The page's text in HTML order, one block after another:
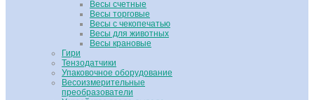
Весы счетные
Весы торговые
Весы с чекопечатью
Весы для животных
Весы крановые
Гири
Тензодатчики
Упаковочное оборудование
Весоизмерительные
преобразователи